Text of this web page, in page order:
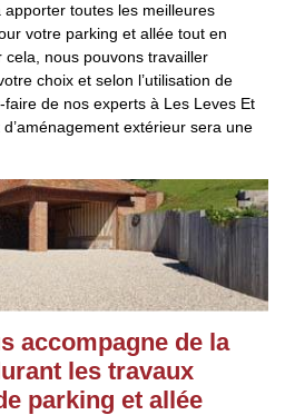
toutes les meilleures
votre parking et allée tout en
nous pouvons travailler
choix et selon l’utilisation de
de nos experts à Les Leves Et
extérieur sera une
accompagne de la
les travaux
parking et allée